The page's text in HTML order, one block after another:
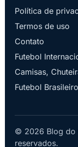
Política de
Termos de uso
Contato
Futebol
Camisas,
Futebol Brasileiro
© 2026 Blog do
reservados.